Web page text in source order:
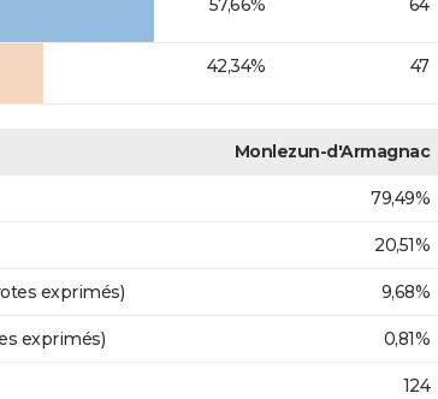
57,66% 64
42,34% 47
Monlezun-d'Armagnac
79,49%
20,51%
exprimés) 9,68%
exprimés) 0,81%
124